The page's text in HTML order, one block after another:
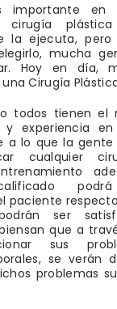
importante
cirugía
la ejecuta,
mucha
Hoy en día,
Cirugía
todos tienen el
y experiencia en
a lo que la
cualquier
paciente
ser
que a
sus
se verán
problemas